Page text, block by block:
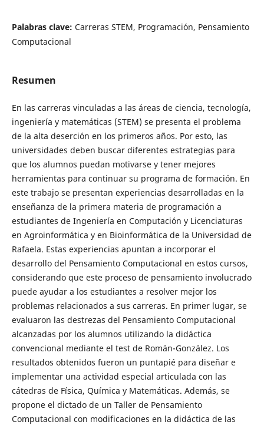
Palabras clave: Carreras STEM, Programación, Pensamiento
Computacional
Resumen
En las carreras vinculadas a las áreas de ciencia, tecnología,
ingeniería y matemáticas (STEM) se presenta el problema
de la alta deserción en los primeros años. Por esto, las
universidades deben buscar diferentes estrategias para
que los alumnos puedan motivarse y tener mejores
herramientas para continuar su programa de formación. En
este trabajo se presentan experiencias desarrolladas en la
enseñanza de la primera materia de programación a
estudiantes de Ingeniería en Computación y Licenciaturas
en Agroinformática y en Bioinformática de la Universidad de
Rafaela. Estas experiencias apuntan a incorporar el
desarrollo del Pensamiento Computacional en estos cursos,
considerando que este proceso de pensamiento involucrado
puede ayudar a los estudiantes a resolver mejor los
problemas relacionados a sus carreras. En primer lugar, se
evaluaron las destrezas del Pensamiento Computacional
alcanzadas por los alumnos utilizando la didáctica
convencional mediante el test de Román-González. Los
resultados obtenidos fueron un puntapié para diseñar e
implementar una actividad especial articulada con las
cátedras de Física, Química y Matemáticas. Además, se
propone el dictado de un Taller de Pensamiento
Computacional con modificaciones en la didáctica de las